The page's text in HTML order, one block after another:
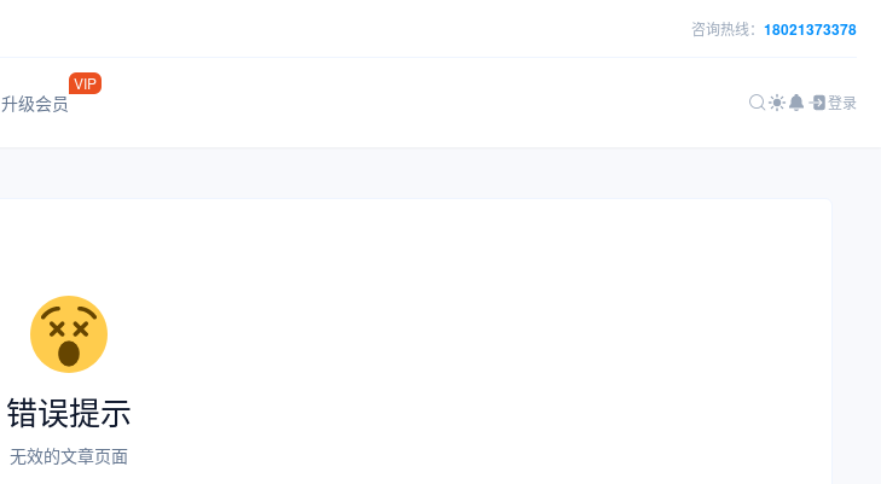
咨询热线： 18021373378
升级会员
VIP
登录
错误提示
无效的文章页面